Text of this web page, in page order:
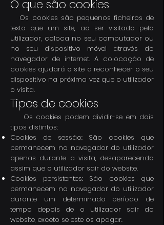
O que são cookies
Os cookies são pequenos ficheiros de
texto que um site, ao ser visitado pelo
utilizador, coloca no seu computador ou
no seu dispositivo móvel através do
navegador de internet. A colocação de
cookies ajudará o site a reconhecer o seu
dispositivo na próxima vez que o utilizador
o visita.
Tipos de cookies
Os cookies podem dividir-se em dois
tipos distintos:
Cookies de sessão: São cookies que
permanecem no navegador do utilizador
apenas durante a visita, desaparecendo
assim que o utilizador sair do website.
Cookies persistentes: São cookies que
permanecem no navegador do utilizador
durante um determinado período de
tempo depois de o utilizador sair do
website, exceto se este os apagar.